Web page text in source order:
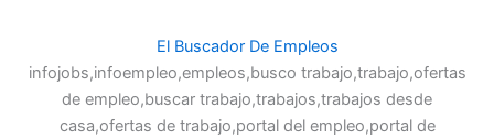
El Buscador De Empleos
infojobs,infoempleo,empleos,busco trabajo,trabajo,ofertas
de empleo,buscar trabajo,trabajos,trabajos desde
casa,ofertas de trabajo,portal del empleo,portal de